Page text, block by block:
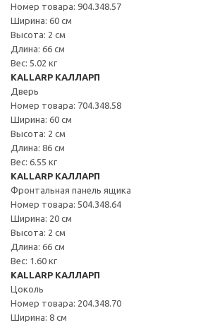
Номер товара: 904.348.57
Ширина: 60 см
Высота: 2 см
Длина: 66 см
Вес: 5.02 кг
KALLARP КАЛЛАРП
Дверь
Номер товара: 704.348.58
Ширина: 60 см
Высота: 2 см
Длина: 86 см
Вес: 6.55 кг
KALLARP КАЛЛАРП
Фронтальная панель ящика
Номер товара: 504.348.64
Ширина: 20 см
Высота: 2 см
Длина: 66 см
Вес: 1.60 кг
KALLARP КАЛЛАРП
Цоколь
Номер товара: 204.348.70
Ширина: 8 см